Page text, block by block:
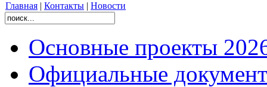
Главная | Контакты | Новости
Основные проекты
Официальные